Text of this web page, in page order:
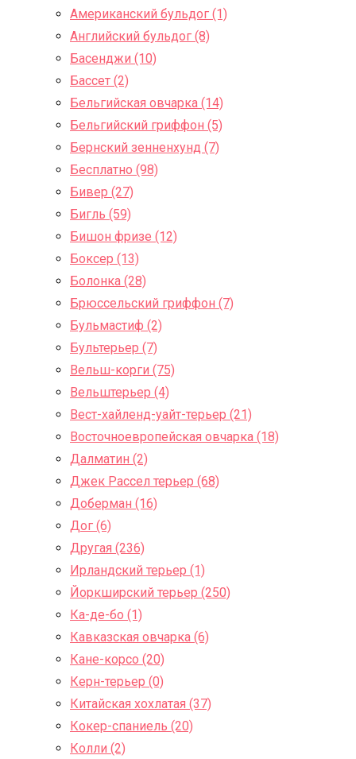
Американский бульдог (1)
Английский бульдог (8)
Басенджи (10)
Бассет (2)
Бельгийская овчарка (14)
Бельгийский гриффон (5)
Бернский зенненхунд (7)
Бесплатно (98)
Бивер (27)
Бигль (59)
Бишон фризе (12)
Боксер (13)
Болонка (28)
Брюссельский гриффон (7)
Бульмастиф (2)
Бультерьер (7)
Вельш-корги (75)
Вельштерьер (4)
Вест-хайленд-уайт-терьер (21)
Восточноевропейская овчарка (18)
Далматин (2)
Джек Рассел терьер (68)
Доберман (16)
Дог (6)
Другая (236)
Ирландский терьер (1)
Йоркширский терьер (250)
Ка-де-бо (1)
Кавказская овчарка (6)
Кане-корсо (20)
Керн-терьер (0)
Китайская хохлатая (37)
Кокер-спаниель (20)
Колли (2)